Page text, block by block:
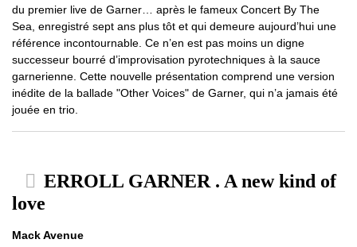
du premier live de Garner… après le fameux Concert By The
Sea, enregistré sept ans plus tôt et qui demeure aujourd’hui une
référence incontournable. Ce n’en est pas moins un digne
successeur bourré d’improvisation pyrotechniques à la sauce
garnerienne. Cette nouvelle présentation comprend une version
inédite de la ballade "Other Voices" de Garner, qui n’a jamais été
jouée en trio.
ERROLL GARNER . A new kind of
love
Mack Avenue